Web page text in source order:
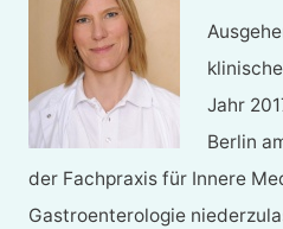
Jahr
Berlin
der Fachpraxis für Innere
Gastroenterologie